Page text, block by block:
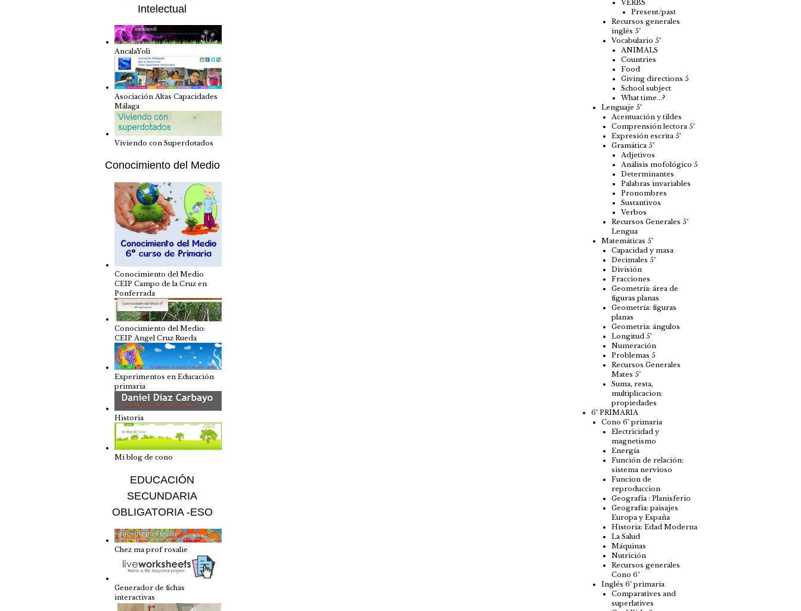
VERBS
Present/past
Recursos generales
inglés 5º
Vocabulario 5º
ANIMALS
Countries
Food
Giving directions 5
School subject
What time…?
Lenguaje 5º
Acentuación y tildes
Comprensión lectora 5º
Expresión escrita 5º
Gramática 5º
Adjetivos
Análisis mofológico 5
Determinantes
Palabras invariables
Pronombres
Sustantivos
Verbos
Recursos Generales 5º
Lengua
Matemáticas 5º
Capacidad y masa
Decimales 5º
División
Fracciones
Geometría: área de
figuras planas
Geometría: figuras
planas
Geometria: ángulos
Longitud 5º
Numeración
Problemas 5
Recursos Generales
Mates 5º
Suma, resta,
multiplicacion:
propiedades
6º PRIMARIA
Cono 6º primaria
Electricidad y
magnetismo
Energía
Función de relación:
sistema nervioso
Funcion de
reproduccion
Geografía : Planisferio
Geografía: paisajes
Europa y España
Historia: Edad Moderna
La Salud
Máquinas
Nutrición
Recursos generales
Cono 6ª
Inglés 6º primaria
Comparatives and
superlatives
Intelectual
AncalaYoli
Asociación Altas Capacidades
Málaga
Viviendo con Superdotados
Conocimiento del Medio
Conocimiento del Medio
CEIP Campo de la Cruz en
Ponferrada
Conocimiento del Medio:
CEIP Angel Cruz Rueda
Experimentos en Educación
primaria
Historia
Mi blog de cono
EDUCACIÓN
SECUNDARIA
OBLIGATORIA -ESO
Chez ma prof rosalie
Generador de fichas
interactivas